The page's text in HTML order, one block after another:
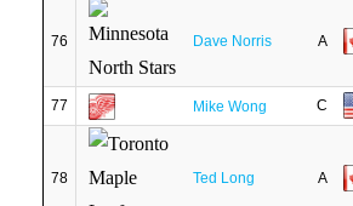
76 Dave Norris A
77 Mike Wong C
78 Ted Long A